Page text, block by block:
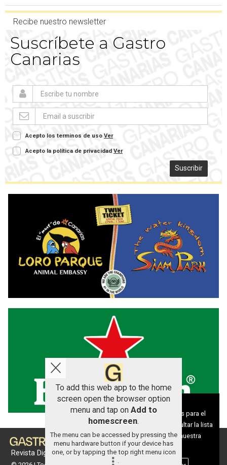
Recibe nuestro newsletter
Suscríbete a Gastro
Canarias
Acepto los terminos de uso Ver
Acepto la política de privacidad Ver
Suscribir
Revista Digital de gastronomía
To add this web app to the home
screen open the browser option
menu and tap on Add to
homescreen.
The menu can be accessed by pressing the
menu hardware button if your device has
one, or by tapping the top right menu icon
.
Aviso sobre el Uso de cookies:
Utilizamos cookies nuestras y de terceros para el
funcionamiento del digital. Puedes consultar la lista
de cookies y como desconectarlas. Ver nuestra
Política de Privacidad y Cookies